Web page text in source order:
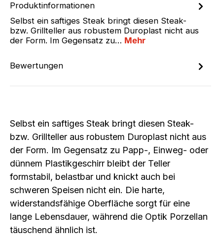
Produktinformationen
Selbst ein saftiges Steak bringt diesen Steak-
bzw. Grillteller aus robustem Duroplast nicht aus
der Form. Im Gegensatz zu… Mehr
Bewertungen
Selbst ein saftiges Steak bringt diesen Steak-
bzw. Grillteller aus robustem Duroplast nicht aus
der Form. Im Gegensatz zu Papp-, Einweg- oder
dünnem Plastikgeschirr bleibt der Teller
formstabil, belastbar und knickt auch bei
schweren Speisen nicht ein. Die harte,
widerstandsfähige Oberfläche sorgt für eine
lange Lebensdauer, während die Optik Porzellan
täuschend ähnlich ist.